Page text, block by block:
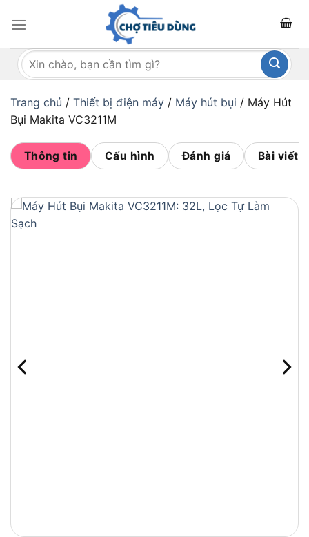
qua
dungTìm
kiếm:
Trang chủ / Thiết bị điện máy / Máy hút bụi / Máy Hút
Bụi Makita VC3211M
Thông tin Cấu hình Đánh giá Bài viết